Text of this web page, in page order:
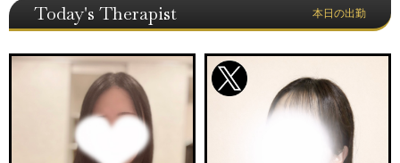
Today's Therapist 本日の出勤